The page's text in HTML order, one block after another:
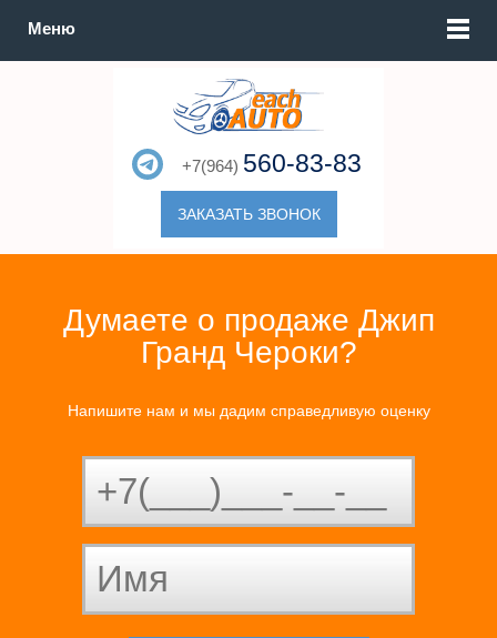
+7(964) 560-83-83
ЗАКАЗАТЬ ЗВОНОК
Меню
Думаете о продаже Джип
Гранд Чероки?
Напишите нам и мы дадим справедливую оценку